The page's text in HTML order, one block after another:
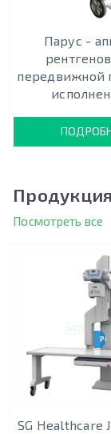
Парус -
передвижной
Посмотреть все
SG Healthcare